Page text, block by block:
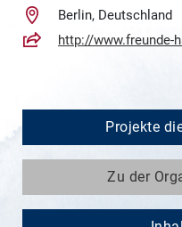
Berlin, Deutschland
http://www.freunde-
Projekte
Zu der